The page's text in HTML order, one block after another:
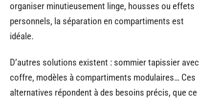
organiser minutieusement linge, housses ou effets
personnels, la séparation en compartiments est
idéale.
D’autres solutions existent : sommier tapissier avec
coffre, modèles à compartiments modulaires… Ces
alternatives répondent à des besoins précis, que ce